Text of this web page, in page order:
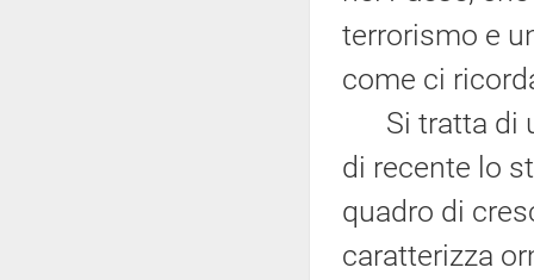
terrorismo e
come ci
Si tratta di
di recente lo
quadro di
caratterizza